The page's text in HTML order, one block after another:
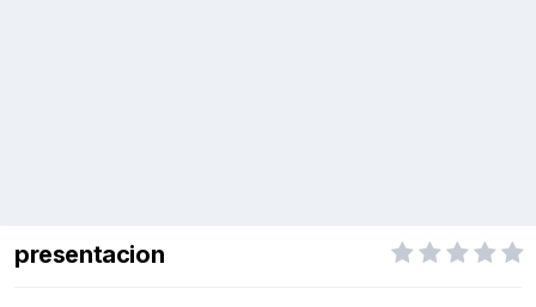
presentacion